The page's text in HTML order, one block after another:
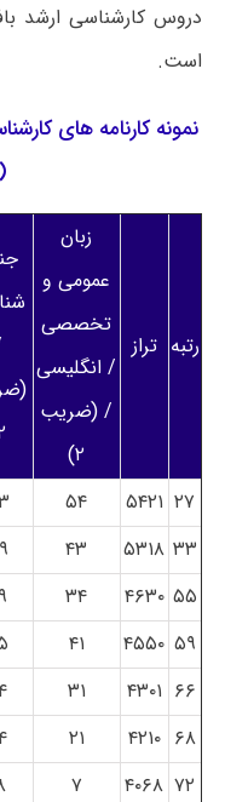
دروس کارشناسی ارشد
است.
رتبه تراز
زبان
عمومی و
تخصصی
/ انگلیسی
/ (ضریب
۲)
۲۷ ۵۴۲۱ ۵۴
۳۳ ۵۳۱۸ ۴۳
۵۵ ۴۶۳۰ ۳۴
۵۹ ۴۵۵۰ ۴۱
۶۶ ۴۳۰۱ ۳۱
۶۸ ۴۲۱۰ ۲۱
۷۲ ۴۰۶۸ ۷